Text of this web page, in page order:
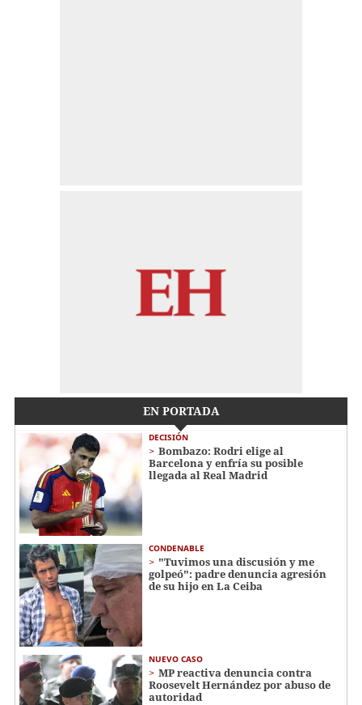
EN PORTADA
DECISIÓN
Bombazo: Rodri elige al
Barcelona y enfría su posible
llegada al Real Madrid
CONDENABLE
"Tuvimos una discusión y me
golpeó": padre denuncia agresión
de su hijo en La Ceiba
NUEVO CASO
MP reactiva denuncia contra
Roosevelt Hernández por abuso de
autoridad